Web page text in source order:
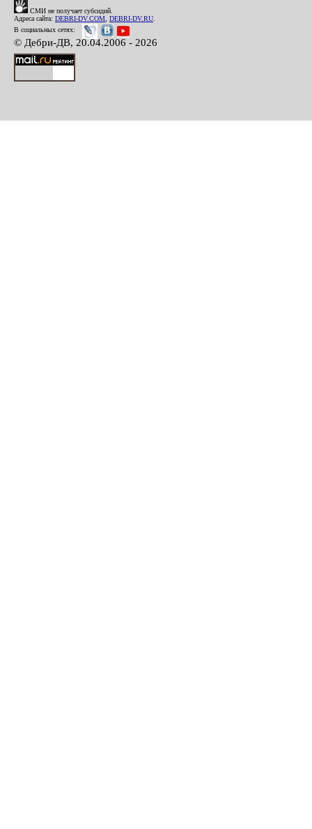
СМИ не получает субсидий.
Адреса сайта: DEBRI-DV.COM DEBRI-DV.RU
В социальных сетях:
© Дебри-ДВ, 20.04.2006 - 2026